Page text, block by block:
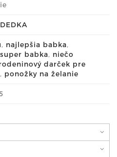
, najlepšia babka,
super babka, niečo
darček pre
, ponožky na želanie